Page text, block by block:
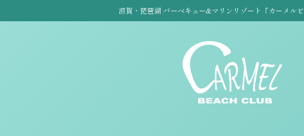
滋賀・琵琶湖 バーベキュー&マリンリゾート「カーメルビ